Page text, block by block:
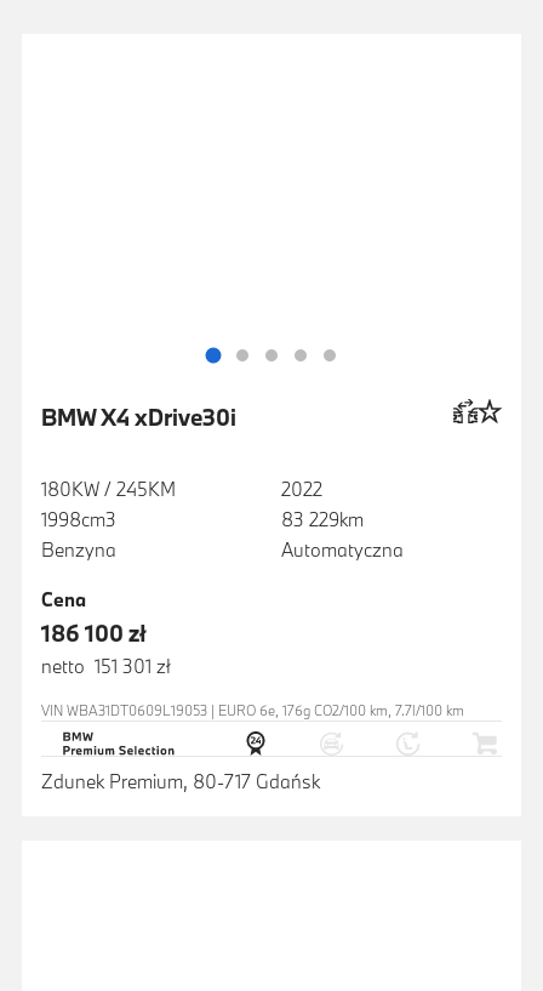
BMW X4 xDrive30i
180KW / 245KM
1998cm3
Benzyna
2022
83 229km
Automatyczna
Cena
186 100 zł
netto 151 301 zł
VIN WBA31DT0609L19053 | EURO 6e, 176g CO2/100 km, 7.7l/100 km
Zdunek Premium, 80-717 Gdańsk